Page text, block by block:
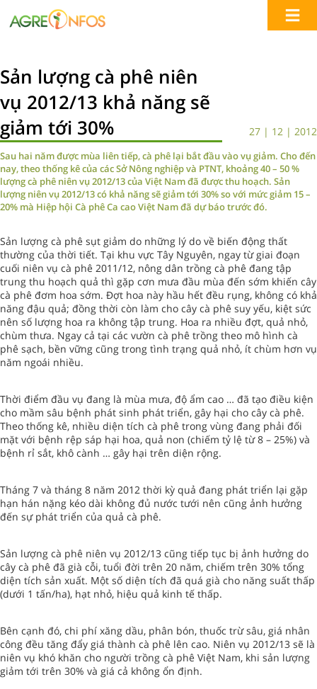
Sản lượng cà phê niên
vụ 2012/13 khả năng sẽ
giảm tới 30%
27 | 12 | 2012
Sau hai năm được mùa liên tiếp, cà phê lại bắt đầu vào vụ giảm. Cho đến
nay, theo thống kê của các Sở Nông nghiệp và PTNT, khoảng 40 – 50 %
lượng cà phê niên vụ 2012/13 của Việt Nam đã được thu hoạch. Sản
lượng niên vụ 2012/13 có khả năng sẽ giảm tới 30% so với mức giảm 15 –
20% mà Hiệp hội Cà phê Ca cao Việt Nam đã dự báo trước đó.
Sản lượng cà phê sụt giảm do những lý do về biến động thất
thường của thời tiết. Tại khu vực Tây Nguyên, ngay từ giai đoạn
cuối niên vụ cà phê 2011/12, nông dân trồng cà phê đang tập
trung thu hoạch quả thì gặp cơn mưa đầu mùa đến sớm khiến cây
cà phê đơm hoa sớm. Đợt hoa này hầu hết đều rụng, không có khả
năng đậu quả; đồng thời còn làm cho cây cà phê suy yếu, kiệt sức
nên số lượng hoa ra không tập trung. Hoa ra nhiều đợt, quả nhỏ,
chùm thưa. Ngay cả tại các vườn cà phê trồng theo mô hình cà
phê sạch, bền vững cũng trong tình trạng quả nhỏ, ít chùm hơn vụ
năm ngoái nhiều.
Thời điểm đầu vụ đang là mùa mưa, độ ẩm cao … đã tạo điều kiện
cho mầm sâu bệnh phát sinh phát triển, gây hại cho cây cà phê.
Theo thống kê, nhiều diện tích cà phê trong vùng đang phải đối
mặt với bệnh rệp sáp hại hoa, quả non (chiếm tỷ lệ từ 8 – 25%) và
bệnh rỉ sắt, khô cành … gây hại trên diện rộng.
Tháng 7 và tháng 8 năm 2012 thời kỳ quả đang phát triển lại gặp
hạn hán nặng kéo dài không đủ nước tưới nên cũng ảnh hưởng
đến sự phát triển của quả cà phê.
Sản lượng cà phê niên vụ 2012/13 cũng tiếp tục bị ảnh hưởng do
cây cà phê đã già cỗi, tuổi đời trên 20 năm, chiếm trên 30% tổng
diện tích sản xuất. Một số diện tích đã quá già cho năng suất thấp
(dưới 1 tấn/ha), hạt nhỏ, hiệu quả kinh tế thấp.
Bên cạnh đó, chi phí xăng dầu, phân bón, thuốc trừ sâu, giá nhân
công đều tăng đẩy giá thành cà phê lên cao. Niên vụ 2012/13 sẽ là
niên vụ khó khăn cho người trồng cà phê Việt Nam, khi sản lượng
giảm tới trên 30% và giá cả không ổn định.